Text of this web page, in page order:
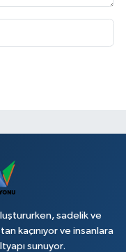
sadelik ve
kaçınıyor ve insanlara
sunuyor.